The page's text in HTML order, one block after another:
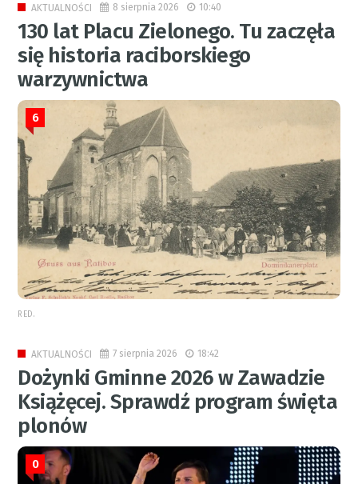
AKTUALNOŚCI 8 sierpnia 2026 10:40
130 lat Placu Zielonego. Tu zaczęła
się historia raciborskiego
warzywnictwa
6
RED.
AKTUALNOŚCI 7 sierpnia 2026 18:42
Dożynki Gminne 2026 w Zawadzie
Książęcej. Sprawdź program święta
plonów
0